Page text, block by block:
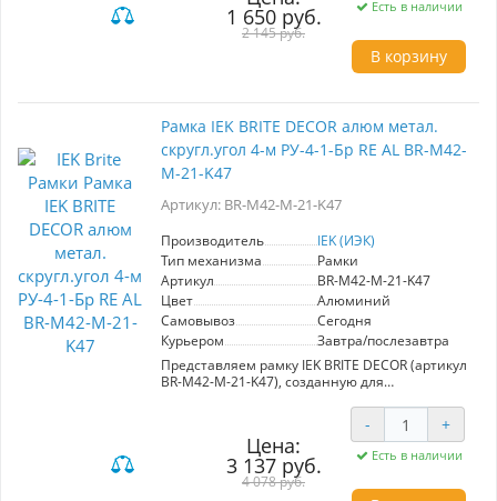
только эстетичный внешний вид, но и
высокую надежность в эксплуатации. Чистый
металлический цвет придает ей современный
вид, что делает её подходящей для любого
пространство. Линейка "BRITE" от IEK
и формы, позволяя легко интегрировать рамку
в уже существующий дизайн или создавать
новые концепции. Приобретая рамку IEK BRITE,
вы выбираете качество, стиль и удобство, что
делает её отличным выбором для построения
и модернизации помещений.
1 650 руб.
2 145 руб.
Есть в наличии
В корзину
Рамка IEK BRITE DECOR алюм метал.
скругл.угол 4-м РУ-4-1-Бр RE AL BR-M42-
M-21-K47
Артикул: BR-M42-M-21-K47
Производитель
IEK (ИЭК)
Тип механизма
Рамки
Артикул
BR-M42-M-21-K47
Цвет
Алюминий
Самовывоз
Сегодня
Курьером
Завтра/послезавтра
Представляем рамку IEK BRITE DECOR (артикул
BR-M42-M-21-K47), созданную для
отличается современным скругленным
дизайном и элегантной отделкой из
алюминия, что делает её не только
функциональной, но и стильной деталью
любого интерьера. Серия "BRITE" от IEK
Цена:
3 137 руб.
4 078 руб.
- +
Есть в наличии